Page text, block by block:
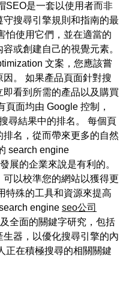
SEO是一套以使用者而非
搜尋引擎規則和指南的最
怕使用它們，並在適當的
或創建自己的視覺元素。
文案，您應該嘗
。 如果產品頁面針對搜
看到所需的產品以及購買
面均由 Google 控制，
尋結果中的排名。 每個頁
名，從而帶來更多的自然
search engine
展的企業來說是有利的。
以校準您的網站以獲得更
特殊的工具和資源來提高
engine seo公司
全面的關鍵字研究，包括
器，以優化搜尋引擎的內
正在積極搜尋的相關關鍵